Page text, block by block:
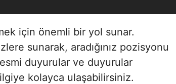
için önemli bir yol sunar.
sunarak, aradığınız pozisyonu
duyurular ve duyurular
kolayca ulaşabilirsiniz.